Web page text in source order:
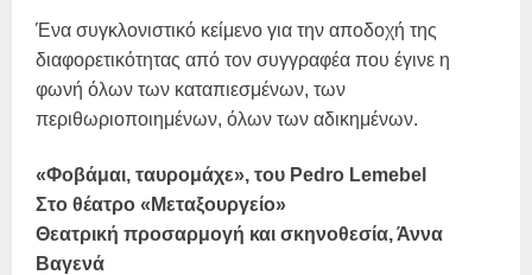
Ένα συγκλονιστικό κείμενο για την αποδοχή της
διαφορετικότητας από τον συγγραφέα που έγινε η
φωνή όλων των καταπιεσμένων, των
περιθωριοποιημένων, όλων των αδικημένων.
«Φοβάμαι, ταυρομάχε», του Pedro Lemebel
Στο θέατρο «Μεταξουργείο»
Θεατρική προσαρμογή και σκηνοθεσία, Άννα
Βαγενά